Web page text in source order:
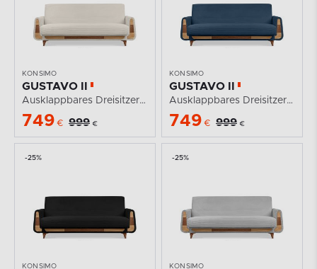
KONSIMO
GUSTAVO II
Ausklappbares Dreisitzer-Sofa aus cremefarbenem...
749 € 999 €
KONSIMO
GUSTAVO II
Ausklappbares Dreisitzer-Sofa aus blauem Kordstoff
749 € 999 €
-25%
KONSIMO
-25%
KONSIMO